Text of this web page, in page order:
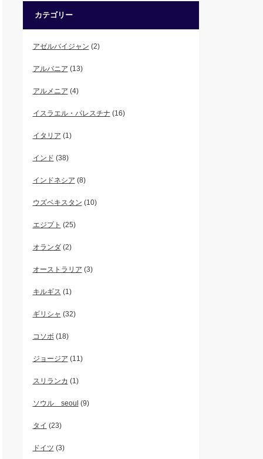
カテゴリー
アゼルバイジャン (2)
アルバニア (13)
アルメニア (4)
イスラエル・パレスチナ (16)
イタリア (1)
インド (38)
インドネシア (8)
ウズベキスタン (10)
エジプト (25)
オランダ(2)
オーストラリア (3)
キルギス (1)
ギリシャ (32)
コソボ(18)
ジョージア (11)
スリランカ (1)
ソウル seoul (9)
タイ (23)
ドイツ (3)